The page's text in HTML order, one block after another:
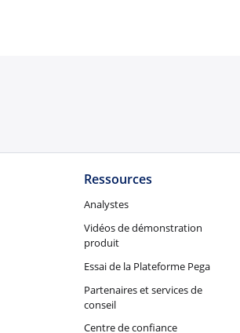
Ressources
Analystes
Vidéos de démonstration
produit
Essai de la Plateforme Pega
Partenaires et services de
conseil
Centre de confiance